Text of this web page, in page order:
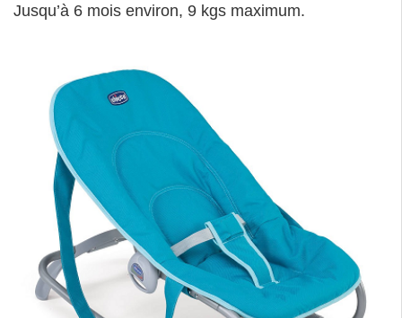
Jusqu’à 6 mois environ, 9 kgs maximum.